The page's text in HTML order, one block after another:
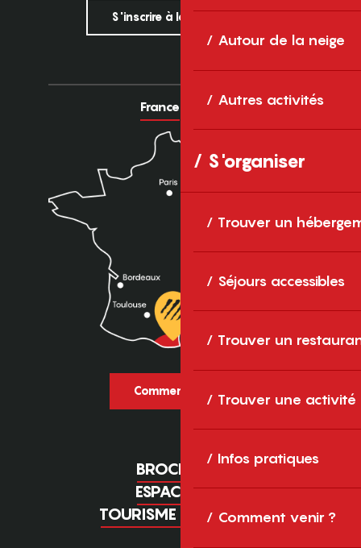
Autour de la neige
Autres activités
S'organiser
Trouver un
Séjours accessibles
Trouver un
Trouver une activité
Infos pratiques
Comment venir ?
S'inscrire à la newsletter
France Europe
Comment venir ?
BROCHURES
ESPACE PRO
TOURISME D'AFFAIRES